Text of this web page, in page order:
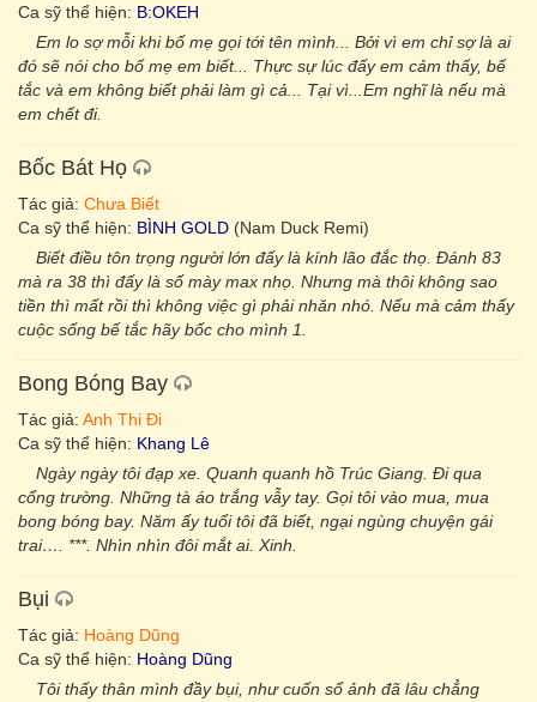
Ca sỹ thể hiện: B:OKEH
Em lo sợ mỗi khi bố mẹ gọi tới tên mình... Bởi vì em chỉ sợ là ai
đó sẽ nói cho bố mẹ em biết... Thực sự lúc đấy em cảm thấy, bế
tắc và em không biết phải làm gì cả... Tại vì...Em nghĩ là nếu mà
em chết đi.
Bốc Bát Họ
Tác giả: Chưa Biết
Ca sỹ thể hiện: BÌNH GOLD (Nam Duck Remi)
Biết điều tôn trọng người lớn đấy là kính lão đắc thọ. Đánh 83
mà ra 38 thì đấy là số mày max nhọ. Nhưng mà thôi không sao
tiền thì mất rồi thì không việc gì phải nhăn nhó. Nếu mà cảm thấy
cuộc sống bế tắc hãy bốc cho mình 1.
Bong Bóng Bay
Tác giả: Anh Thi Đi
Ca sỹ thể hiện: Khang Lê
Ngày ngày tôi đạp xe. Quanh quanh hồ Trúc Giang. Đi qua
cổng trường. Những tà áo trắng vẫy tay. Gọi tôi vào mua, mua
bong bóng bay. Năm ấy tuổi tôi đã biết, ngại ngùng chuyện gái
trai…. ***. Nhìn nhìn đôi mắt ai. Xinh.
Bụi
Tác giả: Hoàng Dũng
Ca sỹ thể hiện: Hoàng Dũng
Tôi thấy thân mình đầy bụi, như cuốn sổ ảnh đã lâu chẳng